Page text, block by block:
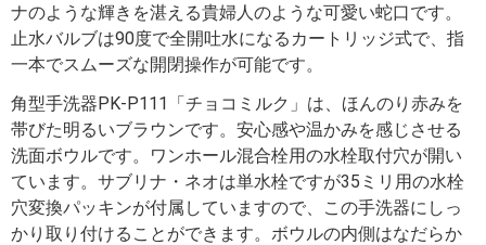
ナのような輝きを湛える貴婦人のような可愛い蛇口です。
止水バルブは90度で全開吐水になるカートリッジ式で、指
一本でスムーズな開閉操作が可能です。
角型手洗器PK-P111「チョコミルク」は、ほんのり赤みを
帯びた明るいブラウンです。安心感や温かみを感じさせる
洗面ボウルです。ワンホール混合栓用の水栓取付穴が開い
ています。サブリナ・ネオは単水栓ですが35ミリ用の水栓
穴変換パッキンが付属していますので、この手洗器にしっ
かり取り付けることができます。ボウルの内側はなだらか